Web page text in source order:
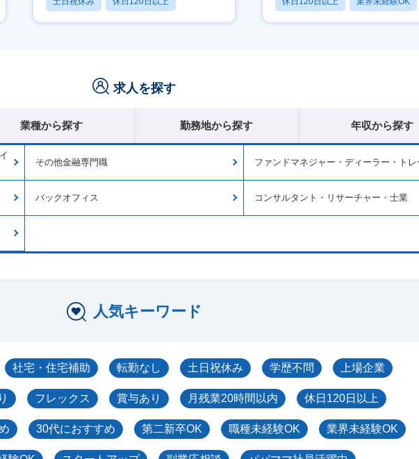
産休・育休あり 産休・育休あり
求人を探す
業種から探す 勤務地から探す 年収から探す
その他金融専門職 ファンドマネジャー・ディーラー・トレ
バックオフィス コンサルタント・リサーチャー・士業
人気キーワード
社宅・住宅補助 転勤なし 土日祝休み 学歴不問 上場企業
フレックス 賞与あり 月残業20時間以内 休日120日以上
30代におすすめ 第二新卒OK 職種未経験OK 業界未経験OK